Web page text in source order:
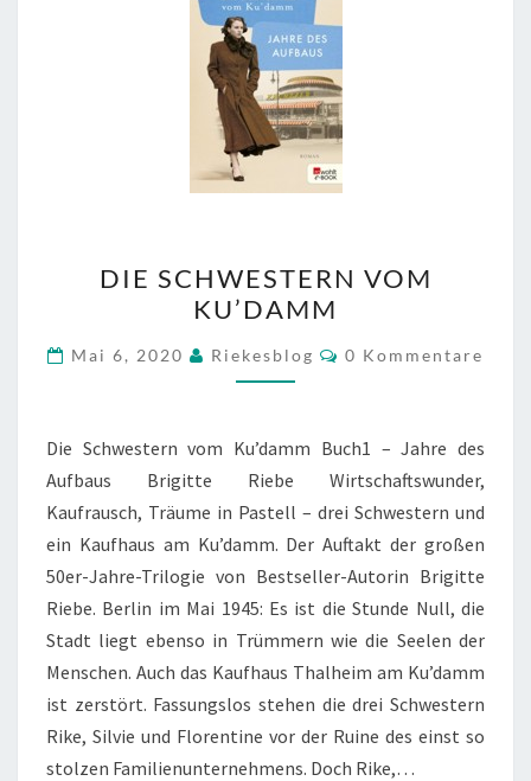
SCHWESTERN
VOM
KU’DAMM
DIE SCHWESTERN VOM
KU’DAMM
Mai 6, 2020 Riekesblog Kommentare
0 Kommentare
Die Schwestern vom Ku’damm Buch1 – Jahre des
Aufbaus Brigitte Riebe Wirtschaftswunder,
Kaufrausch, Träume in Pastell – drei Schwestern und
ein Kaufhaus am Ku’damm. Der Auftakt der großen
50er-Jahre-Trilogie von Bestseller-Autorin Brigitte
Riebe. Berlin im Mai 1945: Es ist die Stunde Null, die
Stadt liegt ebenso in Trümmern wie die Seelen der
Menschen. Auch das Kaufhaus Thalheim am Ku’damm
ist zerstört. Fassungslos stehen die drei Schwestern
Rike, Silvie und Florentine vor der Ruine des einst so
stolzen Familienunternehmens. Doch Rike,…